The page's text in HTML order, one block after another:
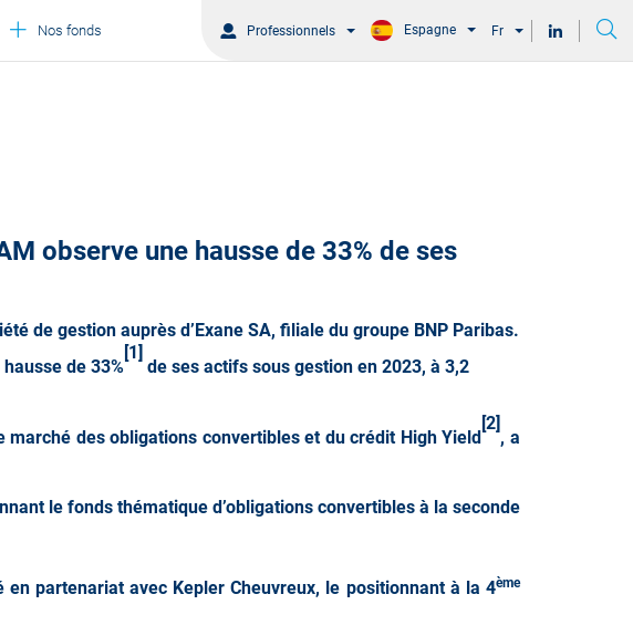
Professionnels Espagne Fr
Nos fonds
observe une hausse de 33% de ses
de gestion auprès d’Exane SA, filiale du groupe BNP Paribas.
de 33%
[1]
de ses actifs sous gestion en 2023, à 3,2
des obligations convertibles et du crédit High Yield
[2]
, a
le fonds thématique d’obligations convertibles à la seconde
partenariat avec Kepler Cheuvreux, le positionnant à la 4ème